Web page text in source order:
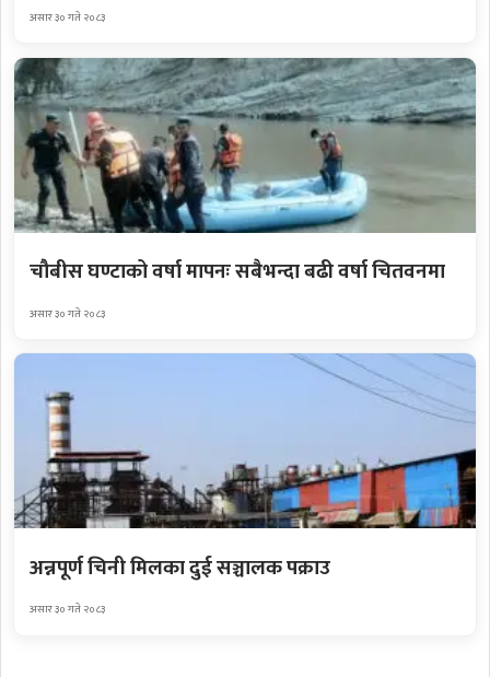
असार ३० गते २०८३
चौबीस घण्टाको वर्षा मापनः सबैभन्दा बढी वर्षा चितवनमा
असार ३० गते २०८३
अन्नपूर्ण चिनी मिलका दुई सञ्चालक पक्राउ
असार ३० गते २०८३